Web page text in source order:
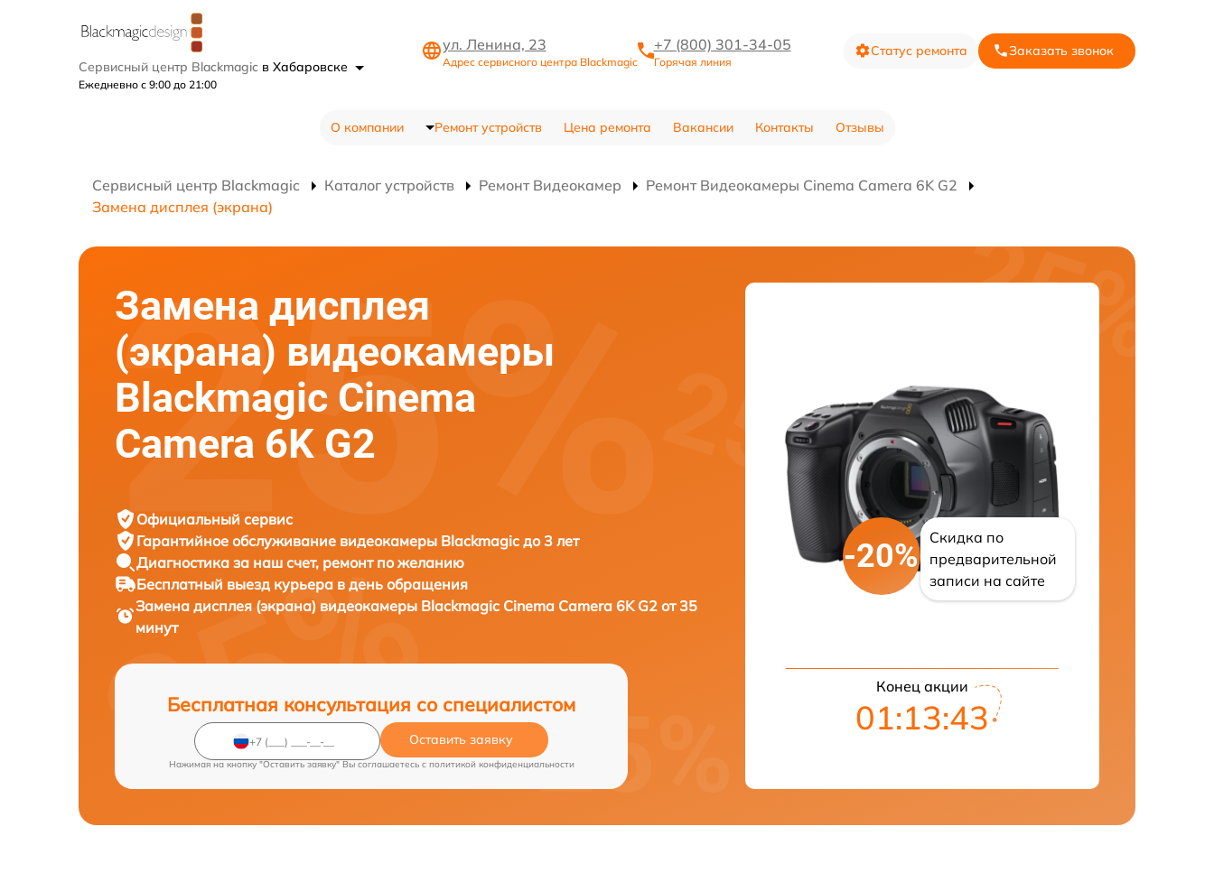
Сервисный центр Blackmagic в Хабаровске
Ежедневно с 9:00 до 21:00
ул. Ленина, 23
Адрес сервисного центра Blackmagic
+7 (800) 301-34-05
Горячая линия
Статус ремонта Заказать звонок
О компании Ремонт устройств Цена ремонта Вакансии Контакты Отзывы
Сервисный центр Blackmagic Каталог устройств Ремонт Видеокамер
Ремонт Видеокамеры Cinema Camera 6K G2
Замена дисплея (экрана)
Замена дисплея
(экрана) видеокамеры
Blackmagic Cinema
Camera 6K G2
Официальный сервис
Гарантийное обслуживание видеокамеры Blackmagic до 3 лет
Диагностика за наш счет, ремонт по желанию
Бесплатный выезд курьера в день обращения
Замена дисплея (экрана) видеокамеры Blackmagic Cinema Camera 6K G2 от 35
минут
Бесплатная консультация со специалистом
Оставить заявку
Нажимая на кнопку "Оставить заявку" Вы соглашаетесь c политикой конфиденциальности
-20%
Скидка по
предварительной
записи на сайте
Конец акции
01:13:42